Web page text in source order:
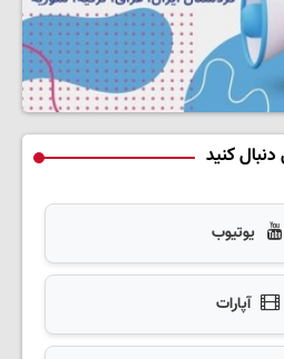
کنید
یوتیوب
آپارات